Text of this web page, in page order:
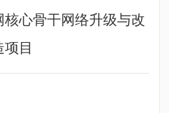
心骨干网络升级与改
项目